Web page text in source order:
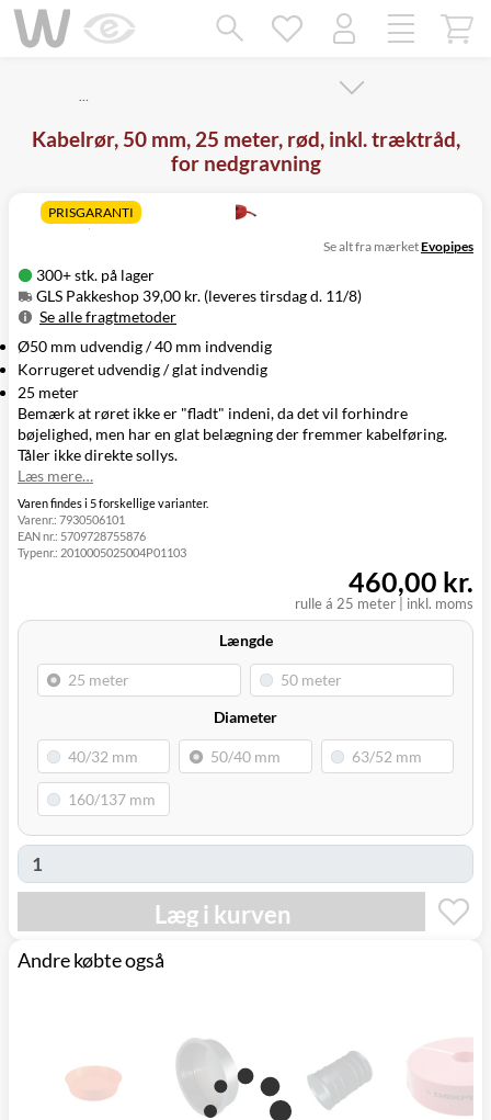
…
Kabelrør, 50 mm, 25 meter, rød, inkl. træktråd,
for nedgravning
PRISGARANTI
300+ stk. på lager
GLS Pakkeshop 39,00 kr. (leveres tirsdag d. 11/8)
Se alle fragtmetoder
Metode
Pris
Leveres
GLS Pakkeshop
39,00 kr.
Tirsdag d. 11/8
GLS
Hjemmelevering
GLS Erhverv
49,00 kr.
Tirsdag d. 11/8
Direkte levering
149,00 kr.
Click&Collect i
Svenstrup
(9230)
0,00 kr.
Se alt fra mærketEvopipes
Ø50 mm udvendig / 40 mm indvendig
Korrugeret udvendig / glat indvendig
25 meter
Bemærk at røret ikke er "fladt" indeni, da det vil forhindre
bøjelighed, men har en glat belægning der fremmer kabelføring.
Tåler ikke direkte sollys.
Læs mere…
Varen findes i 5 forskellige varianter.
Varenr.: 7930506101
EAN nr.: 5709728755876
Typenr.: 2010005025004P01103
rulle á 25 meter inkl. moms
460,00 kr.
Længde
Diameter
Læg i kurven
Andre købte også
Mangler chatten?
Ret samtykke!